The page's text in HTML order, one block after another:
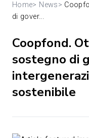
Home> News>
di gover...
Coopfond.
sostegno di
sostenibile